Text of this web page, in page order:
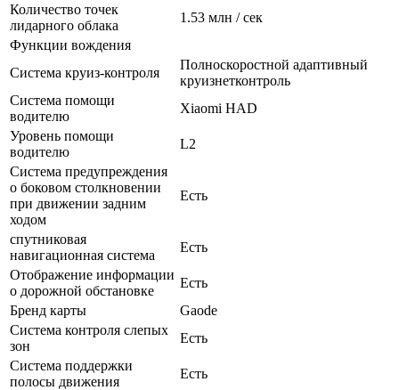
Количество точек
лидарного облака
1.53 млн / сек
Функции вождения
Система круиз-контроля
Полноскоростной адаптивный
круизнетконтроль
Система помощи
водителю
Xiaomi HAD
Уровень помощи
водителю
L2
Система предупреждения
о боковом столкновении
при движении задним
ходом
Есть
спутниковая
навигационная система
Есть
Отображение информации
о дорожной обстановке
Есть
Бренд карты
Gaode
Система контроля слепых
зон
Есть
Система поддержки
полосы движения
Есть